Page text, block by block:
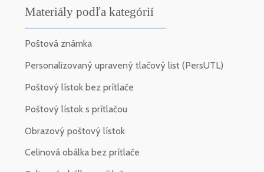
Materiály podľa kategórií
Poštová známka
Personalizovaný upravený tlačový list (PersUTL)
Poštový lístok bez prítlače
Poštový lístok s prítlačou
Obrazový poštový lístok
Celinová obálka bez prítlače